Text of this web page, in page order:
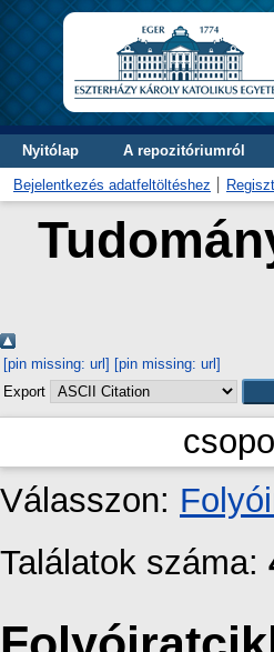
Nyitólap A repozitóriumról
Bejelentkezés adatfeltöltéshez
[pin missing: url] [pin missing: url]
Export
Válasszon:
Találatok száma: